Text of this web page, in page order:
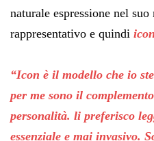
naturale espressione nel
rappresentativo e quindi
“Icon è il modello che io
per me sono il
personalità. li preferisco
essenziale e mai invasivo.